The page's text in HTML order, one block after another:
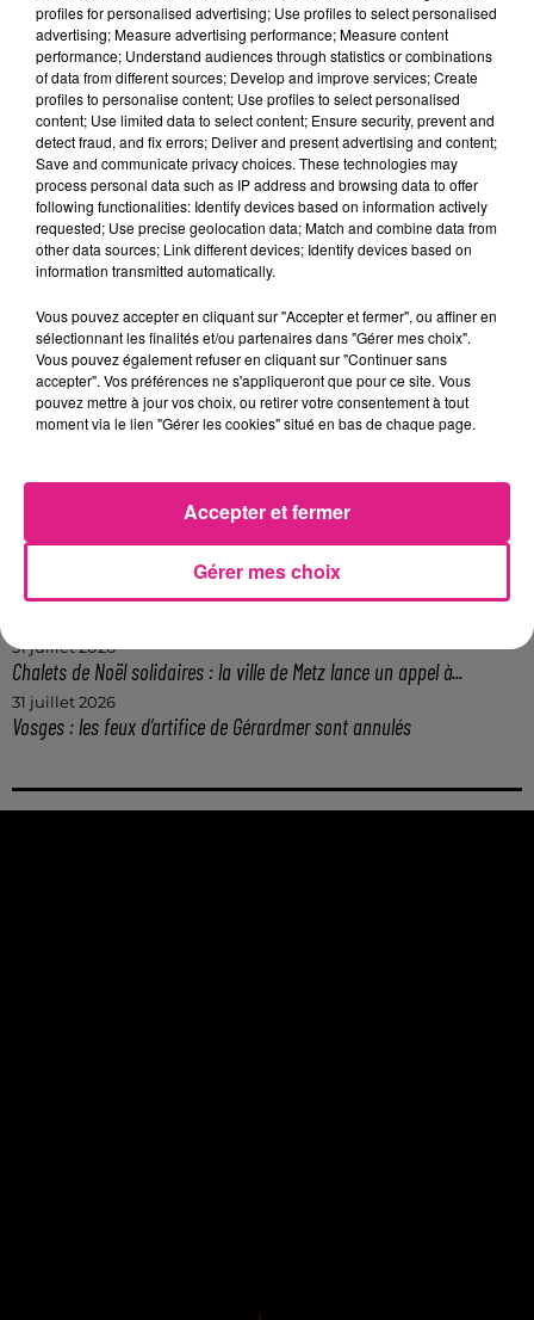
un univers fantastique où vivent en parfaite
harmonie, humains et créatures célestes
imaginaires.
Gagnez vos places pour Holliday On Ice aux
Arènes de Metzle 19 avril à 14hdans le Wake
Up de Direct Fm.
FIL ACTUS
7 août 2026
Lorraine : une journée pas comme les autres au Parc animalier de...
6 août 2026
Metz : une distribution de lunette gratuite pour voir l’éclipse
5 août 2026
4 août 2026
Officiel : Gauthier Hein quitte le FC Metz pour l'OGC Nice
4 août 2026
Officiel : le lac de Madine reporte son feu d’artifice
31 juillet 2026
Chalets de Noël solidaires : la ville de Metz lance un appel à...
31 juillet 2026
Vosges : les feux d’artifice de Gérardmer sont annulés
profiles for personalised advertising; Use profiles to select personalised
advertising; Measure advertising performance; Measure content
performance; Understand audiences through statistics or combinations
of data from different sources; Develop and improve services; Create
profiles to personalise content; Use profiles to select personalised
content; Use limited data to select content; Ensure security, prevent and
detect fraud, and fix errors; Deliver and present advertising and content;
Save and communicate privacy choices. These technologies may
process personal data such as IP address and browsing data to offer
following functionalities: Identify devices based on information actively
requested; Use precise geolocation data; Match and combine data from
other data sources; Link different devices; Identify devices based on
information transmitted automatically.
Vous pouvez accepter en cliquant sur "Accepter et fermer", ou affiner en
sélectionnant les finalités et/ou partenaires dans "Gérer mes choix".
Vous pouvez également refuser en cliquant sur "Continuer sans
accepter". Vos préférences ne s'appliqueront que pour ce site. Vous
pouvez mettre à jour vos choix, ou retirer votre consentement à tout
moment via le lien "Gérer les cookies" situé en bas de chaque page.
Gérer mes choix
Accepter et fermer